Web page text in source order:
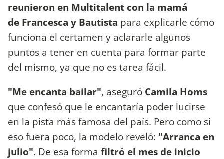
reunieron en Multitalent con la mamá
de Francesca y Bautista para explicarle cómo
funciona el certamen y aclararle algunos
puntos a tener en cuenta para formar parte
del mismo, ya que no es tarea fácil.
"Me encanta bailar", aseguró Camila Homs
que confesó que le encantaría poder lucirse
en la pista más famosa del país. Pero como si
eso fuera poco, la modelo reveló: "Arranca en
julio". De esa forma filtró el mes de inicio